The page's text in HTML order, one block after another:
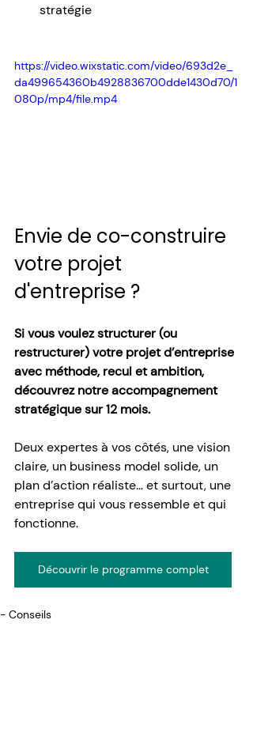
stratégie
https://video.wixstatic.com/video/693d2e_
da499654360b4928836700dde1430d70/1
080p/mp4/file.mp4
Envie de co-construire
votre projet
d'entreprise ?
Si vous voulez structurer (ou
restructurer) votre projet d’entreprise
avec méthode, recul et ambition,
découvrez notre accompagnement
stratégique sur 12 mois.
Deux expertes à vos côtés, une vision
claire, un business model solide, un
plan d’action réaliste… et surtout, une
entreprise qui vous ressemble et qui
fonctionne.
Découvrir le programme complet
- Conseils